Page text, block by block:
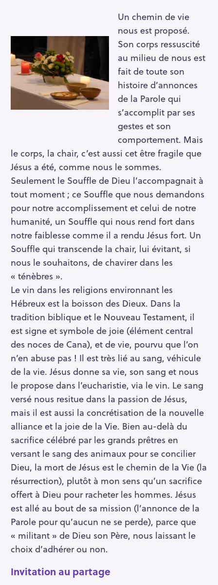
Un chemin de vie
nous est proposé.
Son corps ressuscité
au milieu de nous est
fait de toute son
histoire d’annonces
de la Parole qui
s’accomplit par ses
gestes et son
comportement. Mais
le corps, la chair, c’est aussi cet être fragile que
Jésus a été, comme nous le sommes.
Seulement le Souffle de Dieu l’accompagnait à
tout moment ; ce Souffle que nous demandons
pour notre accomplissement et celui de notre
humanité, un Souffle qui nous rend fort dans
notre faiblesse comme il a rendu Jésus fort. Un
Souffle qui transcende la chair, lui évitant, si
nous le souhaitons, de chavirer dans les
« ténèbres ».
Le vin dans les religions environnant les
Hébreux est la boisson des Dieux. Dans la
tradition biblique et le Nouveau Testament, il
est signe et symbole de joie (élément central
des noces de Cana), et de vie, pourvu que l’on
n’en abuse pas ! Il est très lié au sang, véhicule
de la vie. Jésus donne sa vie, son sang et nous
le propose dans l’eucharistie, via le vin. Le sang
versé nous resitue dans la passion de Jésus,
mais il est aussi la concrétisation de la nouvelle
alliance et la joie de la Vie. Bien au-delà du
sacrifice célébré par les grands prêtres en
versant le sang des animaux pour se concilier
Dieu, la mort de Jésus est le chemin de la Vie (la
résurrection), plutôt à mon sens qu’un sacrifice
offert à Dieu pour racheter les hommes. Jésus
est allé au bout de sa mission (l’annonce de la
Parole pour qu’aucun ne se perde), parce que
« militant » de Dieu son Père, nous laissant le
choix d’adhérer ou non.
Invitation au partage